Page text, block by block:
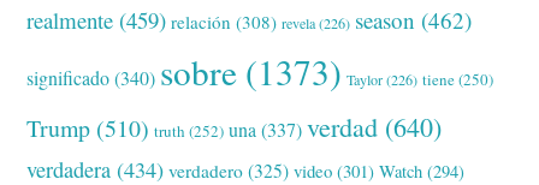
realmente (459) relación (308) revela(226) season (462)
significado(340) sobre (1373) Taylor(226) tiene(250)
Trump (510) truth (252) una (337) verdad (640)
verdadera (434) verdadero (325) video (301) Watch (294)